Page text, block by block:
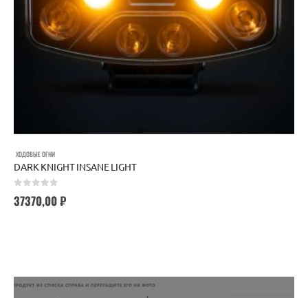
ХОДОВЫЕ ОГНИ
DARK KNIGHT INSANE LIGHT
37370,00₽